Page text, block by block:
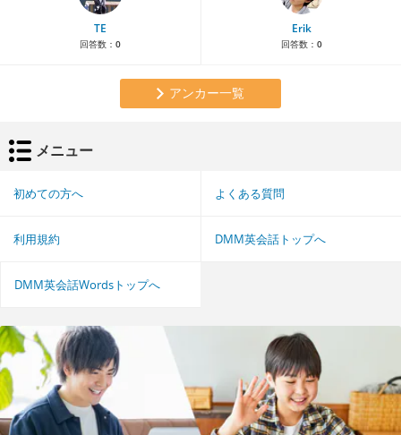
TE
回答数： 0
Erik
回答数： 0
アンカー一覧
メニュー
初めての方へ よくある質問
利用規約 DMM英会話トップへ
DMM英会話Wordsトップへ